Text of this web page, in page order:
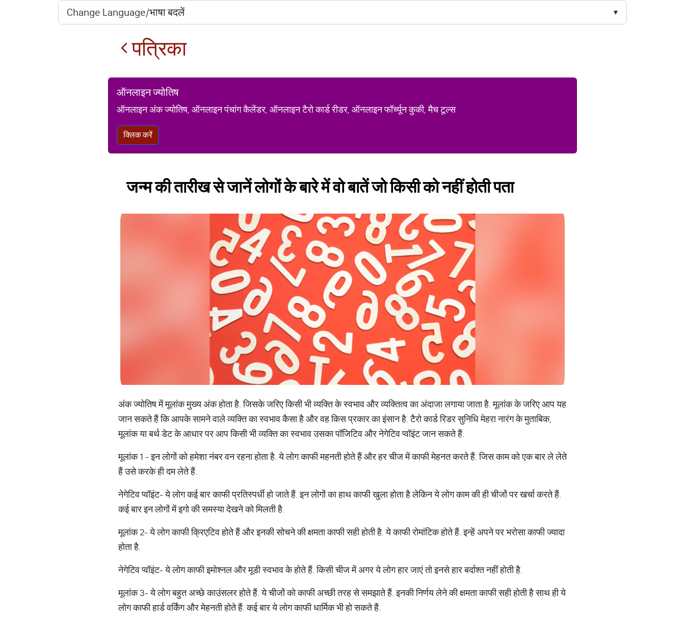
पत्रिका
ऑनलाइन ज्योतिष
ऑनलाइन अंक ज्योतिष, ऑनलाइन पंचांग कैलेंडर, ऑनलाइन टैरो कार्ड रीडर, ऑनलाइन फॉर्च्यून कुकी, मैच टूल्स
क्लिक करें
जन्म की तारीख से जानें लोगों के बारे में वो बातें जो किसी को नहीं होती पता
अंक ज्योतिष में मूलांक मुख्य अंक होता है. जिसके जरिए किसी भी व्यक्ति के स्वभाव और व्यक्तित्व का अंदाजा लगाया जाता है. मूलांक के जरिए आप यह
जान सकते हैं कि आपके सामने वाले व्यक्ति का स्वभाव कैसा है और वह किस प्रकार का इंसान है. टैरो कार्ड रिडर सुनिधि मेहरा नारंग के मुताबिक,
मूलांक या बर्थ डेट के आधार पर आप किसी भी व्यक्ति का स्वभाव उसका पॉजिटिव और नेगेटिव प्वॉइंट जान सकते हैं.
मूलांक 1 - इन लोगों को हमेशा नंबर वन रहना होता है. ये लोग काफी महनती होते हैं और हर चीज में काफी मेहनत करते हैं. जिस काम को एक बार ले लेते
हैं उसे करके ही दम लेते हैं.
नेगेटिव प्वॉइंट- ये लोग कई बार काफी प्रतिस्पर्धी हो जाते हैं. इन लोगों का हाथ काफी खुला होता है लेकिन ये लोग काम की ही चीजों पर खर्चा करते हैं.
कई बार इन लोगों में इगो की समस्या देखने को मिलती है.
मूलांक 2- ये लोग काफी क्रिएटिव होते हैं और इनकी सोचने की क्षमता काफी सही होती है. ये काफी रोमांटिक होते हैं. इन्हें अपने पर भरोसा काफी ज्यादा
होता है.
नेगेटिव प्वॉइंट- ये लोग काफी इमोश्नल और मूडी स्वभाव के होते हैं. किसी चीज में अगर ये लोग हार जाएं तो इनसे हार बर्दाश्त नहीं होती है.
मूलांक 3- ये लोग बहुत अच्छे काउंसलर होते हैं. ये चीजों को काफी अच्छी तरह से समझाते हैं. इनकी निर्णय लेने की क्षमता काफी सही होती है साथ ही ये
लोग काफी हार्ड वर्किंग और मेहनती होते हैं. कई बार ये लोग काफी धार्मिक भी हो सकते हैं.